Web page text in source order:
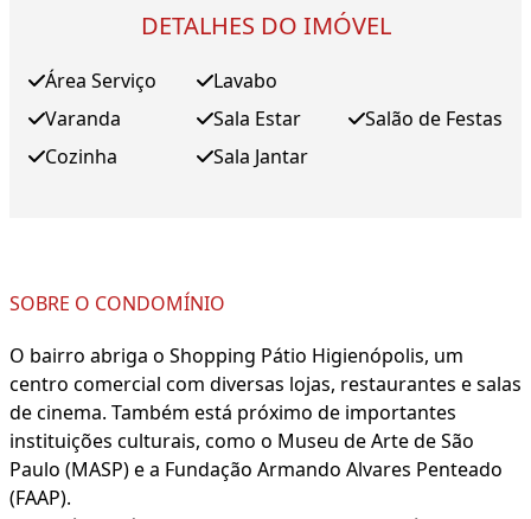
DETALHES DO IMÓVEL
Área Serviço
Varanda
Cozinha
Lavabo
Sala Estar
Sala Jantar
Salão de Festas
SOBRE O CONDOMÍNIO
O bairro abriga o Shopping Pátio Higienópolis, um
centro comercial com diversas lojas, restaurantes e salas
de cinema. Também está próximo de importantes
instituições culturais, como o Museu de Arte de São
Paulo (MASP) e a Fundação Armando Alvares Penteado
(FAAP).